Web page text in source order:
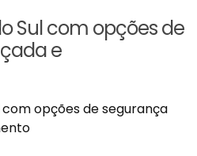
Sul com opções de
e